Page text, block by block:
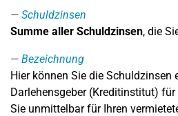
Schuldzinsen
Summe aller Schuldzinsen, die
Bezeichnung
Hier können Sie die Schuldzinsen
Darlehensgeber (Kreditinstitut)
Sie unmittelbar für Ihren